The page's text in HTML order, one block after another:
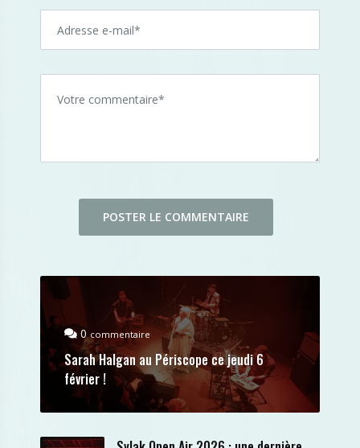
0commentaire
Sarah Halgan au Périscope ce jeudi 6
février !